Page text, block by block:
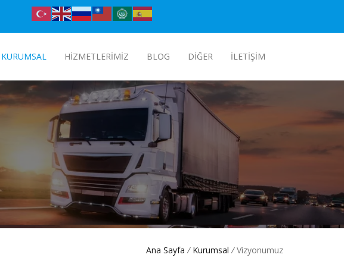
KURUMSAL HIZMETLERIMIZ BLOG DIĞER İLETIŞIM
Ana Sayfa / Kurumsal /Vizyonumuz